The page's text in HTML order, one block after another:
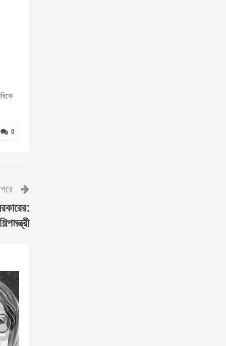
0
পরে
শিল্পমন্ত্রী